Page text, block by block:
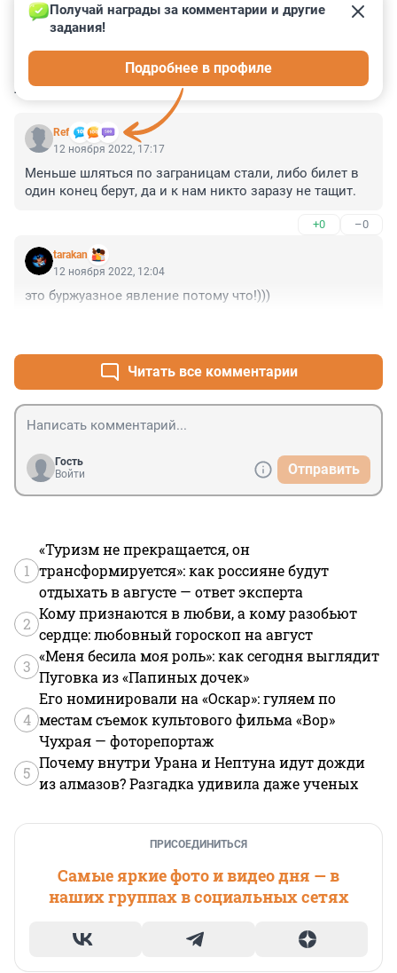
КОММЕНТАРИИ 2
Ref
Получай награды за комментарии и другие
задания!
Подробнее в профиле
12 ноября 2022, 17:17
Меньше шляться по заграницам стали, либо билет в
один конец берут, да и к нам никто заразу не тащит.
+0 –0
tarakan
12 ноября 2022, 12:04
это буржуазное явление потому что!)))
Читать все комментарии
Гость
Войти
Отправить
1
«Туризм не прекращается, он
трансформируется»: как россияне будут
отдыхать в августе — ответ эксперта
2
Кому признаются в любви, а кому разобьют
сердце: любовный гороскоп на август
3
«Меня бесила моя роль»: как сегодня выглядит
Пуговка из «Папиных дочек»
4
Его номинировали на «Оскар»: гуляем по
местам съемок культового фильма «Вор»
Чухрая — фоторепортаж
5
Почему внутри Урана и Нептуна идут дожди
из алмазов? Разгадка удивила даже ученых
ПРИСОЕДИНИТЬСЯ
Самые яркие фото и видео дня — в
наших группах в социальных сетях